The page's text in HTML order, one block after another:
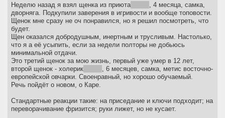
Неделю назад я взял щенка из приюта
, 4 месяца, самка,
дворняга. Подкупили заверения в игривости и вообще топовости.
Щенок мне сразу не оч понравился, но я решил посмотреть, что
будет.
Щен оказался добродушным, инертным и трусливым. Настолько,
что я а её усыпить, если за недели полторы не добьюсь
минимальной отдачи.
Это третий щенок за мою жизнь, первый уже умер в 12 лет,
второй щенок - холерик
, 6 месяцев, самка, метис восточно-
европейской овчарки. Своенравный, но хорошо обучаемый.
Речь пойдёт о новом, о Каре.
Стандартные реакции такие: на приседание и ключи подходит; на
переворачивание фризится; руки лижет, но не кусает.